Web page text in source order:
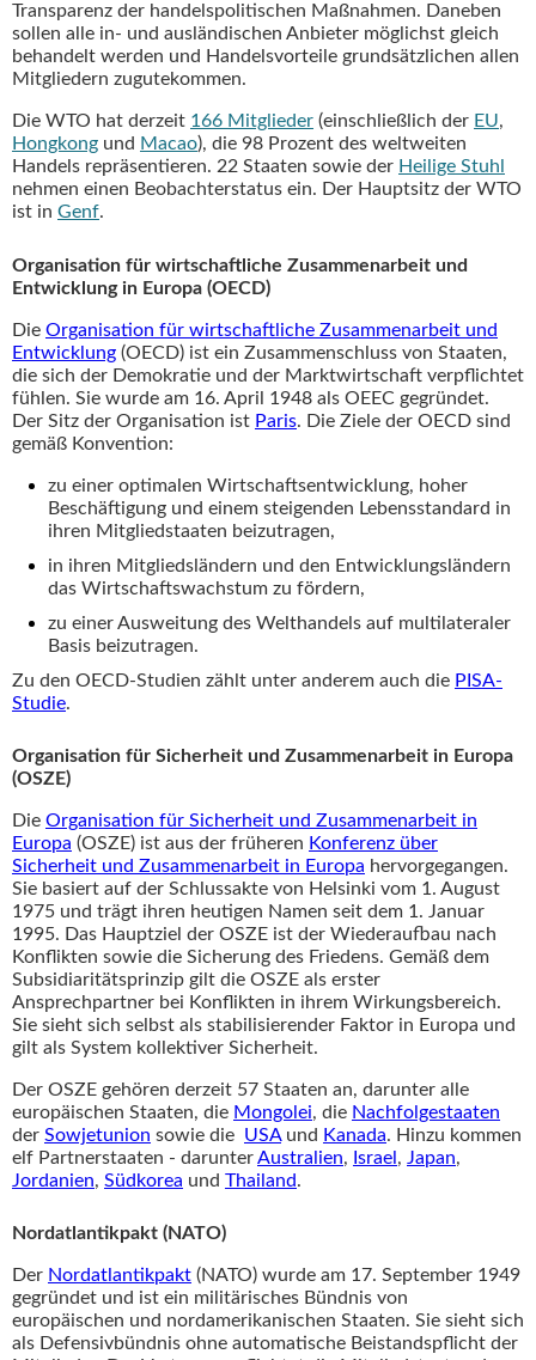
Transparenz der handelspolitischen Maßnahmen. Daneben
sollen alle in- und ausländischen Anbieter möglichst gleich
behandelt werden und Handelsvorteile grundsätzlichen allen
Mitgliedern zugutekommen.
Die WTO hat derzeit 166 Mitglieder (einschließlich der EU,
Hongkong und Macao), die 98 Prozent des weltweiten
Handels repräsentieren. 22 Staaten sowie der Heilige Stuhl
nehmen einen Beobachterstatus ein. Der Hauptsitz der WTO
ist in Genf.
Organisation für wirtschaftliche Zusammenarbeit und
Entwicklung in Europa (OECD)
Die Organisation für wirtschaftliche Zusammenarbeit und
Entwicklung (OECD) ist ein Zusammenschluss von Staaten,
die sich der Demokratie und der Marktwirtschaft verpflichtet
fühlen. Sie wurde am 16. April 1948 als OEEC gegründet.
Der Sitz der Organisation ist Paris. Die Ziele der OECD sind
gemäß Konvention:
zu einer optimalen Wirtschaftsentwicklung, hoher
Beschäftigung und einem steigenden Lebensstandard in
ihren Mitgliedstaaten beizutragen,
in ihren Mitgliedsländern und den Entwicklungsländern
das Wirtschaftswachstum zu fördern,
zu einer Ausweitung des Welthandels auf multilateraler
Basis beizutragen.
Zu den OECD-Studien zählt unter anderem auch die PISA-
Studie.
Organisation für Sicherheit und Zusammenarbeit in Europa
(OSZE)
Die Organisation für Sicherheit und Zusammenarbeit in
Europa (OSZE) ist aus der früheren Konferenz über
Sicherheit und Zusammenarbeit in Europa hervorgegangen.
Sie basiert auf der Schlussakte von Helsinki vom 1. August
1975 und trägt ihren heutigen Namen seit dem 1. Januar
1995. Das Hauptziel der OSZE ist der Wiederaufbau nach
Konflikten sowie die Sicherung des Friedens. Gemäß dem
Subsidiaritätsprinzip gilt die OSZE als erster
Ansprechpartner bei Konflikten in ihrem Wirkungsbereich.
Sie sieht sich selbst als stabilisierender Faktor in Europa und
gilt als System kollektiver Sicherheit.
Der OSZE gehören derzeit 57 Staaten an, darunter alle
europäischen Staaten, die Mongolei, die Nachfolgestaaten
der Sowjetunion sowie die USAund Kanada. Hinzu kommen
elf Partnerstaaten - darunterAustralien, Israel , Japan,
Jordanien, Südkorea und Thailand.
Nordatlantikpakt (NATO)
Der Nordatlantikpakt (NATO) wurde am 17. September 1949
gegründet und ist ein militärisches Bündnis von
europäischen und nordamerikanischen Staaten. Sie sieht sich
als Defensivbündnis ohne automatische Beistandspflicht der